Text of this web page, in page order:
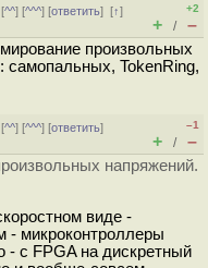
^^] [^^^] [ответить][↑]
+2
+ / –
произвольных
самопальных, TokenRing,
^^] [^^^] [ответить]
–1
+ / –
напряжений.
виде -
- микроконтроллеры
- с FPGA на дискретный